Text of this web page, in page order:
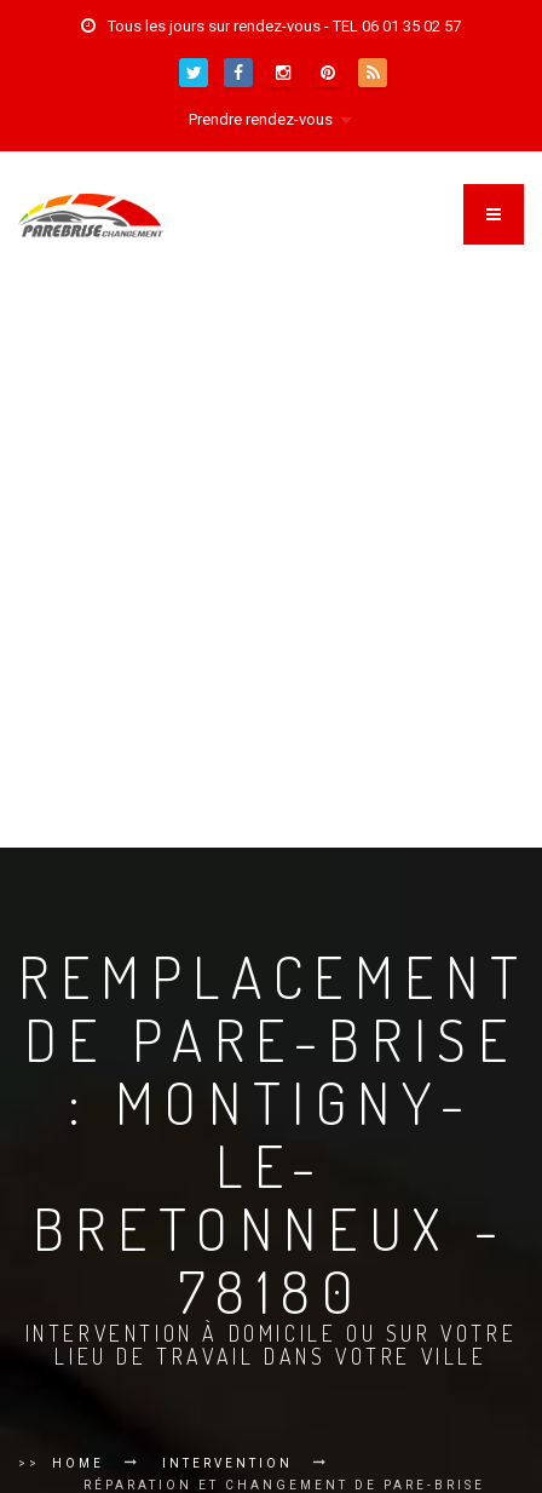
Tous les jours sur rendez-vous - TEL 06 01 35 02 57
Prendre rendez-vous
REMPLACEMENT
DE PARE-BRISE
: MONTIGNY-
LE-
BRETONNEUX -
78180
INTERVENTION À DOMICILE OU SUR VOTRE
LIEU DE TRAVAIL DANS VOTRE VILLE
>> HOME
INTERVENTION
RÉPARATION ET CHANGEMENT DE PARE-BRISE